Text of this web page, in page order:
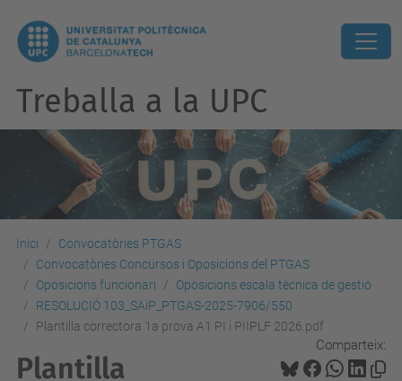
Treballa a la UPC
Inici
Convocatòries PTGAS
Convocatòries Concursos i Oposicions del PTGAS
Oposicions funcionari
Oposicions escala tècnica de gestió
RESOLUCIÓ 103_SAiP_PTGAS-2025-7906/550
Plantilla correctora 1a prova A1 PI i PIIPLF 2026.pdf
Comparteix:
Plantilla